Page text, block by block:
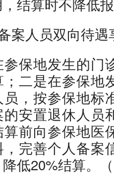
，结算时不降低
案人员双向待遇
参保地发生的门
二是在参保地
员，按参保地标
安置退休人员
算前向参保地医
，完善个人备案
低20%结算。